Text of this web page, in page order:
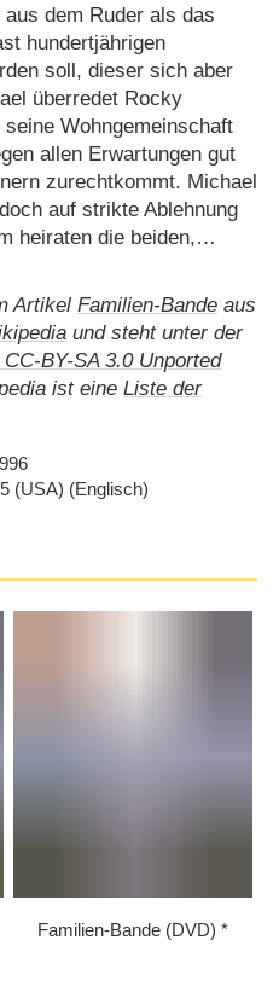
dem Ruder als das
hundertjährigen
soll, dieser sich aber
überredet Rocky
Wohngemeinschaft
allen Erwartungen gut
zurechtkommt. Michael
auf strikte Ablehnung
heiraten die beiden,
Artikel Familien-Bandeaus
und steht unter der
BY-SA 3.0 Unported
ist eine Liste der
(USA) (Englisch)
Familien-Bande (DVD)